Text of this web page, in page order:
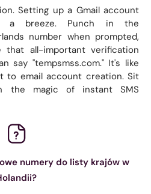
Setting up a Gmail account
breeze. Punch in the
number when prompted,
that all-important verification
say "tempsmss.com." It's like
to email account creation. Sit
the magic of instant SMS
numery do listy krajów w